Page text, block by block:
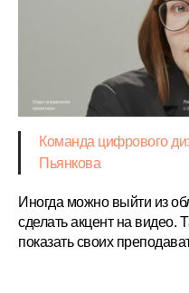
Команда цифрового
Пьянкова
Иногда можно выйти из
сделать акцент на видео.
показать своих